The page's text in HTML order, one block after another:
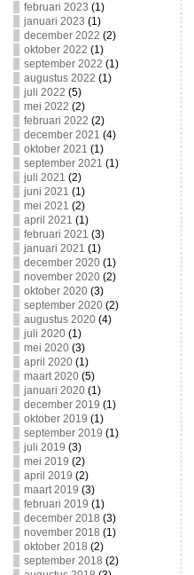
februari 2023 (1)
januari 2023 (1)
december 2022 (2)
oktober 2022 (1)
september 2022 (1)
augustus 2022 (1)
juli 2022 (5)
mei 2022 (2)
februari 2022 (2)
december 2021 (4)
oktober 2021 (1)
september 2021 (1)
juli 2021 (2)
juni 2021 (1)
mei 2021 (2)
april 2021 (1)
februari 2021 (3)
januari 2021 (1)
december 2020(1)
november 2020(2)
oktober 2020(3)
september 2020(2)
augustus 2020(4)
juli 2020(1)
mei 2020(3)
april 2020(1)
maart 2020(5)
januari 2020(1)
december 2019 (1)
oktober 2019 (1)
september 2019 (1)
juli 2019 (3)
mei 2019 (2)
april 2019 (2)
maart 2019 (3)
februari 2019 (1)
december 2018 (3)
november 2018 (1)
oktober 2018 (2)
september 2018 (2)